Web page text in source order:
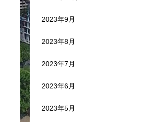
2023年9月
2023年8月
2023年7月
2023年6月
2023年5月